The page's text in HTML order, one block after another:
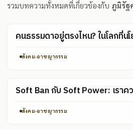
รวมบทความทั้งหมดที่เกี่ยวข้องกับ ภูมิรัฐ
คนธรรมดาอยู่ตรงไหน? ในโลกที่น
สังคม-อาชญากรรม
Soft Ban กับ Soft Power: เราค
สังคม-อาชญากรรม